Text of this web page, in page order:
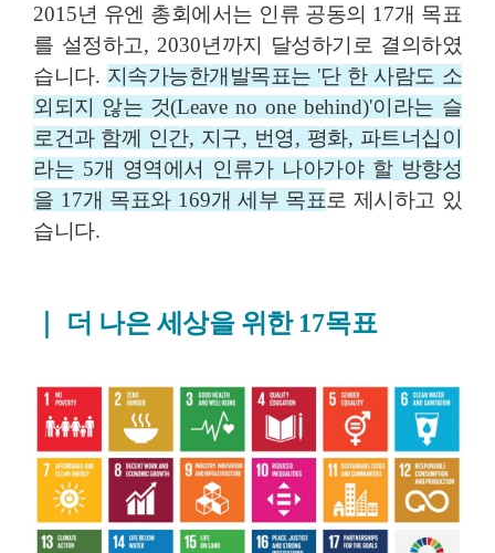
2015년 유엔 총회에서는 인류 공동의 17개 목표
를 설정하고, 2030년까지 달성하기로 결의하였
습니다. 지속가능한개발목표는'단 한 사람도 소
외되지 않는 것(Leave no one behind)'이라는 슬
로건과 함께 인간, 지구, 번영, 평화, 파트너십이
라는 5개 영역에서 인류가 나아가야 할 방향성
을 17개 목표와 169개 세부 목표로 제시하고 있
습니다.
더 나은 세상을 위한 17목표